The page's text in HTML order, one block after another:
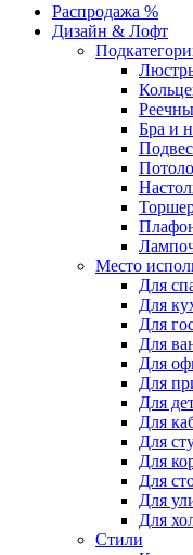
Распродажа %
Дизайн & Лофт
Бра и
Место
Для
Для
Для
Для
Для
Для
Для
Для
Для
Для
Для
Для
Для
Стили